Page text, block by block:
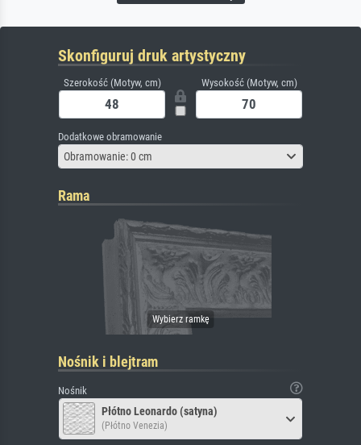
Skonfiguruj druk artystyczny
Szerokość (Motyw, cm) Wysokość (Motyw, cm)
Dodatkowe obramowanie
Obramowanie: 0 cm
Rama
Nośnik i blejtram
Nośnik
Płótno Leonardo (satyna)
(Płótno Venezia)